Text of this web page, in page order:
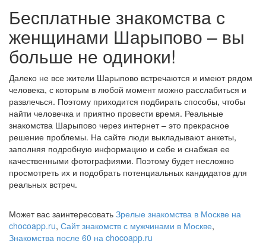
Бесплатные знакомства с
женщинами Шарыпово – вы
больше не одиноки!
Далеко не все жители Шарыпово встречаются и имеют рядом
человека, с которым в любой момент можно расслабиться и
развлечься. Поэтому приходится подбирать способы, чтобы
найти человечка и приятно провести время. Реальные
знакомства Шарыпово через интернет – это прекрасное
решение проблемы. На сайте люди выкладывают анкеты,
заполняя подробную информацию и себе и снабжая ее
качественными фотографиями. Поэтому будет несложно
просмотреть их и подобрать потенциальных кандидатов для
реальных встреч.
Может вас заинтересовать Зрелые знакомства в Москве на
chocoapp.ru, Сайт знакомств с мужчинами в Москве,
Знакомства после 60 на chocoapp.ru